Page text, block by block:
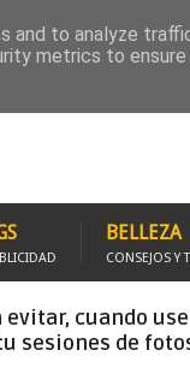
BELLEZA
CONSEJOS Y
evitar, cuando
sesiones de
to analyze
metrics to